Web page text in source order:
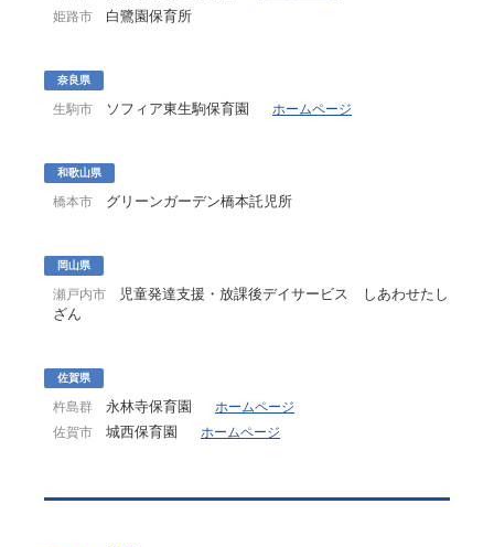
姫路市
白鷺園保育所
奈良県
生駒市 ソフィア東生駒保育園 ホームページ
和歌山県
橋本市 グリーンガーデン橋本託児所
岡山県
瀬戸内市
児童発達支援・放課後デイサービス しあわせたし
ざん
佐賀県
杵島群 永林寺保育園
ホームページ
佐賀市
城西保育園 ホームページ